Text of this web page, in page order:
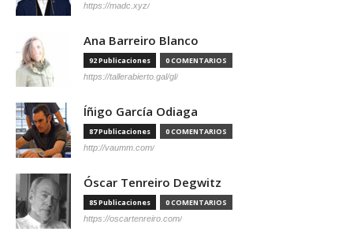
https://madc.xyz/
Ana Barreiro Blanco
92 Publicaciones 0 COMENTARIOS
https://tallerabierto.gal/gl/
Íñigo García Odiaga
87 Publicaciones 0 COMENTARIOS
http://vaumm.com/
Óscar Tenreiro Degwitz
85 Publicaciones 0 COMENTARIOS
https://oscartenreiro.com/